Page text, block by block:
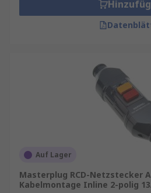
Auf Lager
Masterplug RCD-Netzstecker
Kabelmontage Inline 2-polig